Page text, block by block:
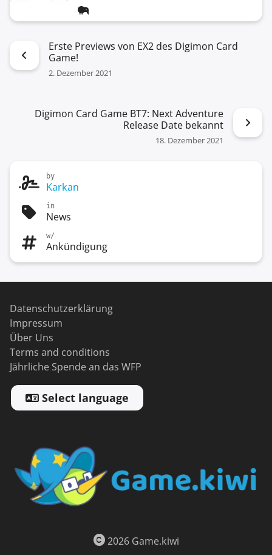
Erste Previews von EX2 des Digimon Card
Game!
2. Dezember 2021
Digimon Card Game BT7: Next Adventure
Release Date bekannt
18. Dezember 2021
by
Karkan
in
News
w/
Ankündigung
Datenschutzerklärung
Impressum
Über Uns
Terms and conditions
Jährliche Spende an das WFP
Select language
2026 Game.kiwi